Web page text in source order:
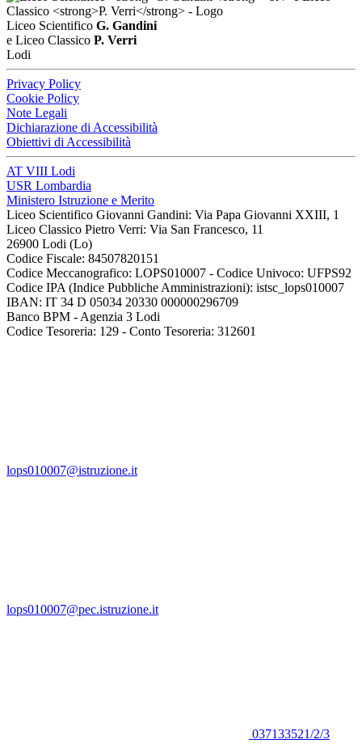
Liceo Scientifico G. Gandini
e Liceo Classico P. Verri
Lodi
Privacy Policy
Cookie Policy
Note Legali
Dichiarazione di Accessibilità
Obiettivi di Accessibilità
AT VIII Lodi
USR Lombardia
Ministero Istruzione e Merito
Liceo Scientifico Giovanni Gandini: Via Papa Giovanni XXIII, 1
Liceo Classico Pietro Verri: Via San Francesco, 11
26900 Lodi (Lo)
Codice Fiscale: 84507820151
Codice Meccanografico: LOPS010007 - Codice Univoco: UFPS92
Codice IPA (Indice Pubbliche Amministrazioni): istsc_lops010007
IBAN: IT 34 D 05034 20330 000000296709
Banco BPM - Agenzia 3 Lodi
Codice Tesoreria: 129 - Conto Tesoreria: 312601
lops010007@istruzione.it
lops010007@pec.istruzione.it
037133521/2/3